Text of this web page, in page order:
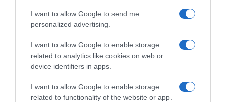
I want to allow Google to send me
personalized advertising.
I want to allow Google to enable storage
related to analytics like cookies on web or
device identifiers in apps.
I want to allow Google to enable storage
related to functionality of the website or app.